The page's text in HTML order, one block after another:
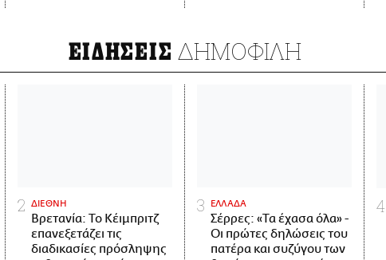
ΕΙΔΗΣΕΙΣ ΔΗΜΟΦΙΛΗ
ΔΙΕΘΝΗ
Βρετανία: Το Κέιμπριτζ
επανεξετάζει τις
διαδικασίες πρόσληψης
ΕΛΛΑΔΑ
Σέρρες: «Τα έχασα όλα» -
Οι πρώτες δηλώσεις του
πατέρα και συζύγου των